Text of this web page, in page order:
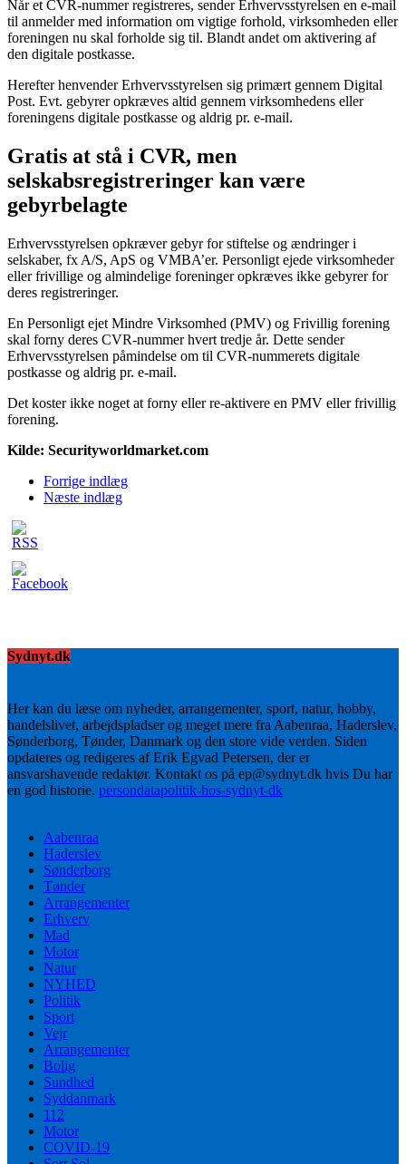
Når et CVR-nummer registreres, sender Erhvervsstyrelsen en e-mail
til anmelder med information om vigtige forhold, virksomheden eller
foreningen nu skal forholde sig til. Blandt andet om aktivering af
den digitale postkasse.
Herefter henvender Erhvervsstyrelsen sig primært gennem Digital
Post. Evt. gebyrer opkræves altid gennem virksomhedens eller
foreningens digitale postkasse og aldrig pr. e-mail.
Gratis at stå i CVR, men
selskabsregistreringer kan være
gebyrbelagte
Erhvervsstyrelsen opkræver gebyr for stiftelse og ændringer i
selskaber, fx A/S, ApS og VMBA’er. Personligt ejede virksomheder
eller frivillige og almindelige foreninger opkræves ikke gebyrer for
deres registreringer.
En Personligt ejet Mindre Virksomhed (PMV) og Frivillig forening
skal forny deres CVR-nummer hvert tredje år. Dette sender
Erhvervsstyrelsen påmindelse om til CVR-nummerets digitale
postkasse og aldrig pr. e-mail.
Det koster ikke noget at forny eller re-aktivere en PMV eller frivillig
forening.
Kilde: Securityworldmarket.com
Forrige indlæg
Næste indlæg
Sydnyt.dk
Her kan du læse om nyheder, arrangementer, sport, natur, hobby,
handelslivet, arbejdspladser og meget mere fra Aabenraa, Haderslev,
Sønderborg, Tønder, Danmark og den store vide verden. Siden
opdateres og redigeres af Erik Egvad Petersen, der er
ansvarshavende redaktør. Kontakt os på ep@sydnyt.dk hvis Du har
en god historie. persondatapolitik-hos-sydnyt-dk
Aabenraa
Haderslev
Sønderborg
Tønder
Arrangementer
Erhverv
Mad
Motor
Natur
NYHED
Politik
Sport
Vejr
Arrangementer
Bolig
Sundhed
Syddanmark
112
Motor
COVID-19